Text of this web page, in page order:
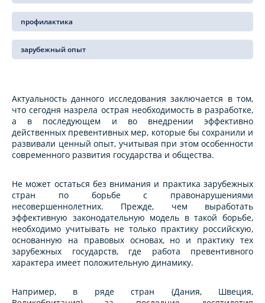
профилактика
зарубежный опыт
Актуальность данного исследования заключается в том,
что сегодня назрела острая необходимость в разработке,
а в последующем и во внедрении эффективно
действенных превентивных мер, которые бы сохранили и
развивали ценный опыт, учитывая при этом особенности
современного развития государства и общества.
Не может остаться без внимания и практика зарубежных
стран по борьбе с правонарушениями
несовершеннолетних. Прежде, чем выработать
эффективную законодательную модель в такой борьбе,
необходимо учитывать не только практику российскую,
основанную на правовых основах, но и практику тех
зарубежных государств, где работа превентивного
характера имеет положительную динамику.
Например, в ряде стран (Дания, Швеция,